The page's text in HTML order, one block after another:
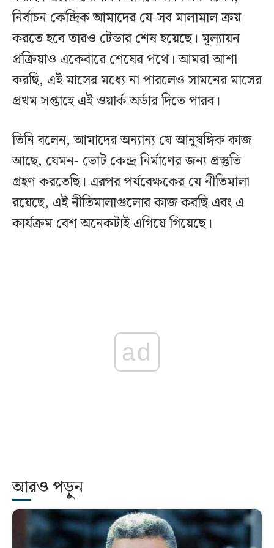
নির্বাচন কেন্দ্রিক আমাদের যে-সব মালামাল ক্রয়
করতে হবে তারও টেন্ডার শেষ হয়েছে। মূল্যায়ন
প্রক্রিয়াও একেবারে শেষের পথে। আমরা আশা
করছি, এই মাসের মধ্যে না পারলেও সামনের মাসের
প্রথম সপ্তাহে এই ওয়ার্ক অর্ডার দিতে পারব।
তিনি বলেন, আমাদের অন্যান্য যে আনুষঙ্গিক কাজ
আছে, যেমন- ভোট কেন্দ্র নির্মাণের জন্য প্রস্তুতি
গ্রহণ করতেছি। এরপর পর্যবেক্ষকের যে নীতিমালা
রয়েছে, এই নীতিমালাগুলোর কাজ করছি এবং এ
কার্যক্রম বেশ অনেকটাই এগিয়ে গিয়েছে।
ad
আরও পড়ুন